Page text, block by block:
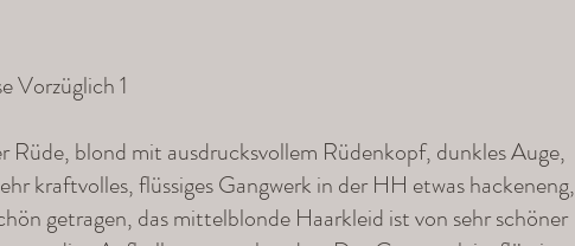
Vorzüglich 1
blond mit ausdrucksvollem Rüdenkopf, dunkles Auge,
kraftvolles, flüssiges Gangwerk in der HH etwas hackeneng,
getragen, das mittelblonde Haarkleid ist von sehr schöner